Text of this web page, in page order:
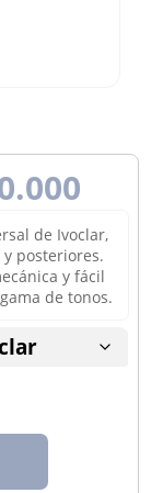
$
$
de Ivoclar,
posteriores.
y fácil
de tonos.